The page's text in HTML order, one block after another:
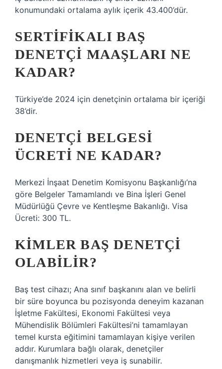
konumundaki ortalama aylık içerik 43.400’dür.
SERTIFIKALI BAŞ
DENETÇI MAAŞLARI NE
KADAR?
Türkiye’de 2024 için denetçinin ortalama bir içeriği
38’dir.
DENETÇI BELGESI
ÜCRETI NE KADAR?
Merkezi İnşaat Denetim Komisyonu Başkanlığı’na
göre Belgeler Tamamlandı ve Bina İşleri Genel
Müdürlüğü Çevre ve Kentleşme Bakanlığı. Visa
Ücreti: 300 TL.
KIMLER BAŞ DENETÇI
OLABILIR?
Baş test cihazı; Ana sınıf başkanını alan ve belirli
bir süre boyunca bu pozisyonda deneyim kazanan
İşletme Fakültesi, Ekonomi Fakültesi veya
Mühendislik Bölümleri Fakültesi’ni tamamlayan
temel kursta eğitimini tamamlayan kişiye verilen
addır. Kurumlara bağlı olarak, denetçiler
danışmanlık hizmetleri veya iş sunabilir.